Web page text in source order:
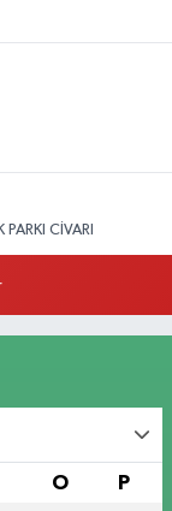
CİVARI
O P